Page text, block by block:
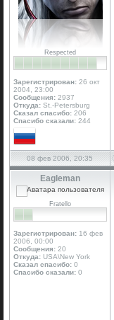
Respected
Зарегистрирован: 26 окт
2004, 23:00
Сообщения: 2937
Откуда: St.-Petersburg
Сказал спасибо: 206
Спасибо сказали: 244
08 фев 2006, 20:35
Eagleman
Fratello
Зарегистрирован: 16 фев
2006, 00:00
Сообщения: 20
Откуда: USA\New York
Сказал спасибо: 0
Спасибо сказали: 0